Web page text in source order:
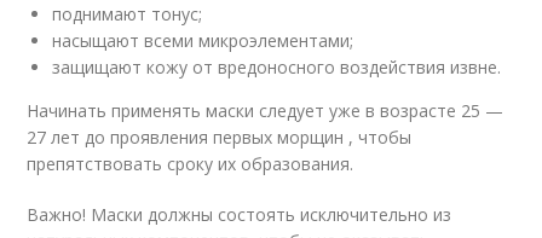
поднимают тонус;
насыщают всеми микроэлементами;
защищают кожу от вредоносного воздействия извне.
Начинать применять маски следует уже в возрасте 25 —
27 лет до проявления первых морщин , чтобы
препятствовать сроку их образования.
Важно! Маски должны состоять исключительно из